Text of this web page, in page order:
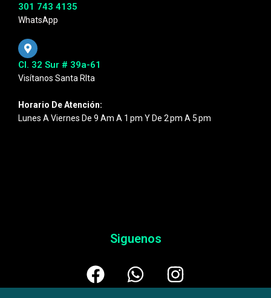
301 743 4135
WhatsApp
Cl. 32 Sur # 39a-61
Visítanos Santa RIta
Horario De Atención:
Lunes A Viernes De 9 Am A 1 Pm Y De 2 Pm A 5 Pm
Siguenos